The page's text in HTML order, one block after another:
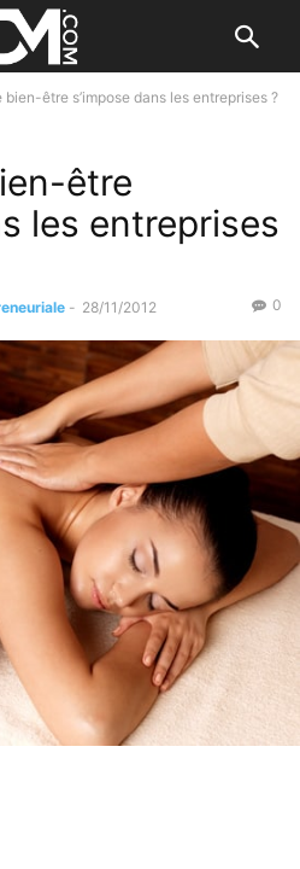
bien-être s’impose dans les entreprises ?
être
les entreprises
- 28/11/2012 0